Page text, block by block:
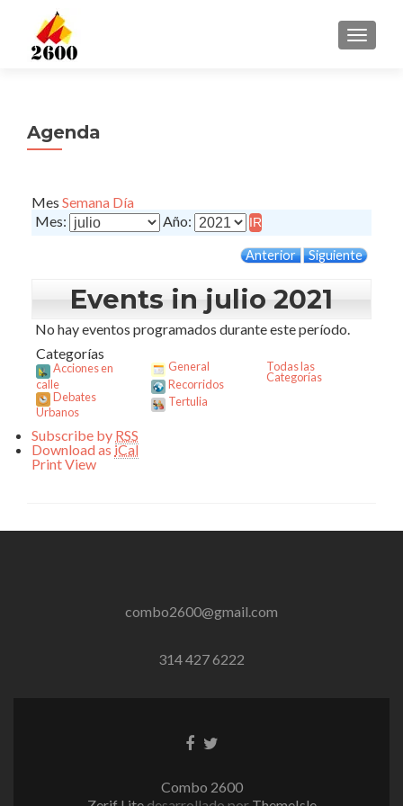
Agenda
Mes Semana Día
Mes:
Año:
Anterior Siguiente
Events in julio 2021
No hay eventos programados durante este período.
Categorías
Acciones en
calle
Debates
Urbanos
General
Recorridos
Tertulia
Todas las
Categorías
Subscribe by RSS
Download as iCal
PrintView
combo2600@gmail.com
314 427 6222
EnlaceEnlace
Combo 2600